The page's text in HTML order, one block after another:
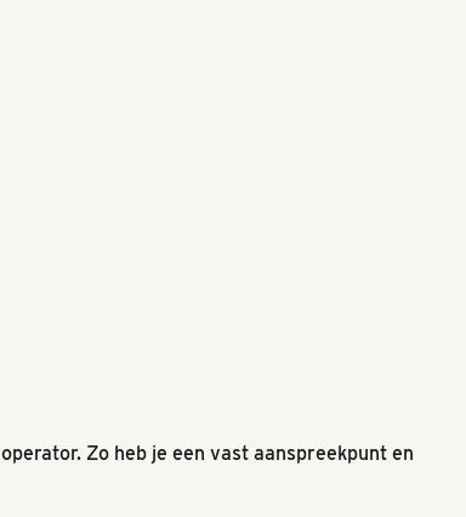
Zo heb je een vast aanspreekpunt en